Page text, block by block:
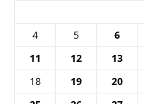
4
5 6
11
12 13
18
19 20